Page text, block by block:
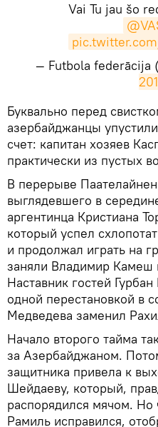
Vai Tu jau šo
— Futbola federācija
​Буквально перед
азербайджанцы
счет: капитан хозяев
практически из пустых
В перерыве
выглядевшего в
аргентинца Кристиана
который успел
и продолжал играть на
заняли Владимир Камеш
Наставник гостей
одной перестановкой в
Медведева заменил
Начало второго тайма
за Азербайджаном.
защитника привела к
Шейдаеву, который,
распорядился мячом. Но
Рамиль исправился,